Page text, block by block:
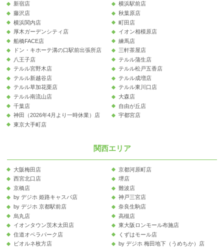
新宿店
横浜駅前店
藤沢店
秋葉原店
横浜関内店
町田店
厚木ガーデンシティ店
イオン相模原店
船橋FACE店
練馬店
ドン・キホーテ溝の口駅前出張所店
三軒茶屋店
八王子店
テルル蒲生店
テルル宮野木店
テルル松戸五香店
テルル新越谷店
テルル成増店
テルル草加花栗店
テルル東川口店
テルル南流山店
大森店
千葉店
自由が丘店
神田（2026年4月より一時休業）店
宇都宮店
東京大手町店
関西エリア
大阪梅田店
京都河原町店
西宮北口店
堺店
京橋店
難波店
by デジホ 姫路キャスパ店
神戸三宮店
by デジホ 京都駅前店
奈良生駒店
烏丸店
高槻店
イオンタウン茨木太田店
東大阪ロンモール布施店
住道オペラパーク店
くずはモール店
ビオルネ枚方店
by デジホ 梅田地下（うめちか）店